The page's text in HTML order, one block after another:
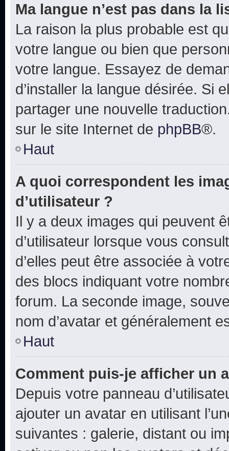
Ma langue n’est pas dans la
La raison la plus probable est
votre langue ou bien que
votre langue. Essayez de
d’installer la langue désirée. Si
partager une nouvelle
sur le site Internet de phpBB®.
Haut
A quoi correspondent les
d’utilisateur ?
Il y a deux images qui peuvent
d’utilisateur lorsque vous
d’elles peut être associée à
des blocs indiquant votre
forum. La seconde image,
nom d’avatar et généralement
Haut
Comment puis-je afficher un
Depuis votre panneau
ajouter un avatar en utilisant
suivantes : galerie, distant ou